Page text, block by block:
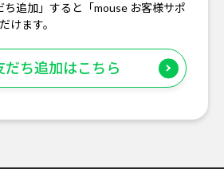
追加」すると「mouse お客様サポ
けます。
だち追加はこちら